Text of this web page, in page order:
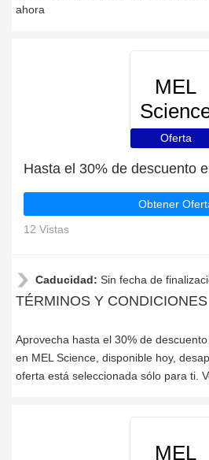
ahora
MEL
Oferta
Obtener
12 Vistas
Caducidad: Sin fecha de
TÉRMINOS Y CONDICIONES
Aprovecha hasta el 30% de
en MEL Science, disponible hoy,
oferta está seleccionada sólo para ti.
MEL